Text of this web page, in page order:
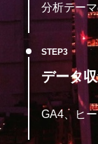
分析テー
STEP
データ
GA4、ヒ